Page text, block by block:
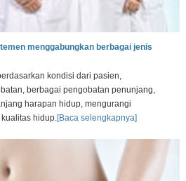
menggabungkan berbagai jenis
kondisi dari pasien,
berbagai pengobatan penunjang,
harapan hidup, mengurangi
hidup.[Baca selengkapnya]